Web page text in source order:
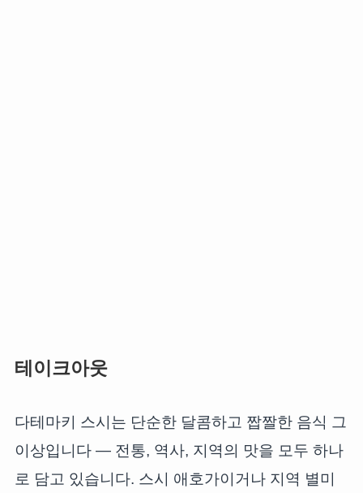
테이크아웃
다테마키 스시는 단순한 달콤하고 짭짤한 음식 그
이상입니다 — 전통, 역사, 지역의 맛을 모두 하나
로 담고 있습니다. 스시 애호가이거나 지역 별미